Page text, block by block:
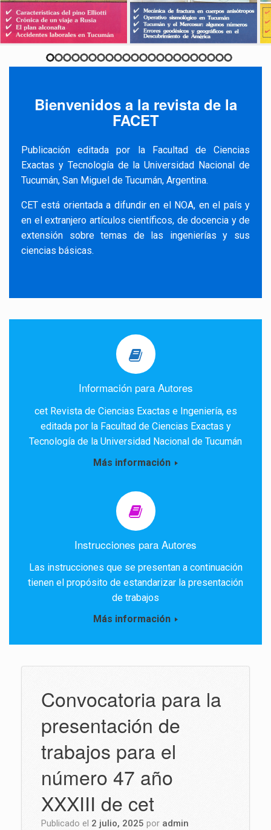
Bienvenidos a la revista de la
FACET
Publicación editada por la Facultad de Ciencias
Exactas y Tecnología de la Universidad Nacional de
Tucumán, San Miguel de Tucumán, Argentina.
CET está orientada a difundir en el NOA, en el país y
en el extranjero artículos científicos, de docencia y de
extensión sobre temas de las ingenierías y sus
ciencias básicas.
Información para Autores
cet Revista de Ciencias Exactas e Ingeniería, es
editada por la Facultad de Ciencias Exactas y
Tecnología de la Universidad Nacional de Tucumán
Más información
Instrucciones para Autores
Las instrucciones que se presentan a continuación
tienen el propósito de estandarizar la presentación
de trabajos
Más información
Convocatoria para la
presentación de
trabajos para el
número 47 año
XXXIII de cet
Publicado el 2 julio, 2025 por admin